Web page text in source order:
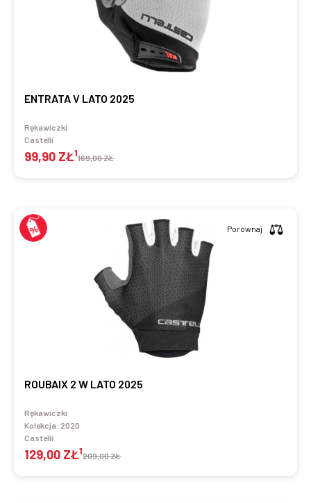
ENTRATA V LATO 2025
Rękawiczki
Castelli
99,90 ZŁ1169,00 ZŁ
ROUBAIX 2 W LATO 2025
Rękawiczki
Kolekcja: 2020
Castelli
129,00 ZŁ1209,00 ZŁ
Porównaj